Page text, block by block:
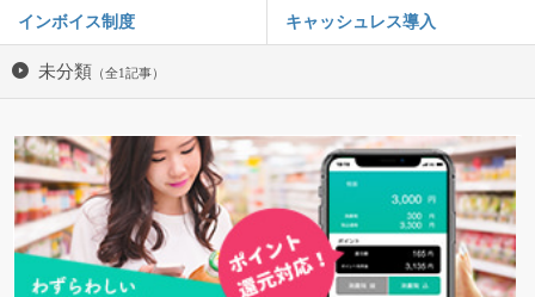
インボイス制度 キャッシュレス導入
未分類 （全1記事）